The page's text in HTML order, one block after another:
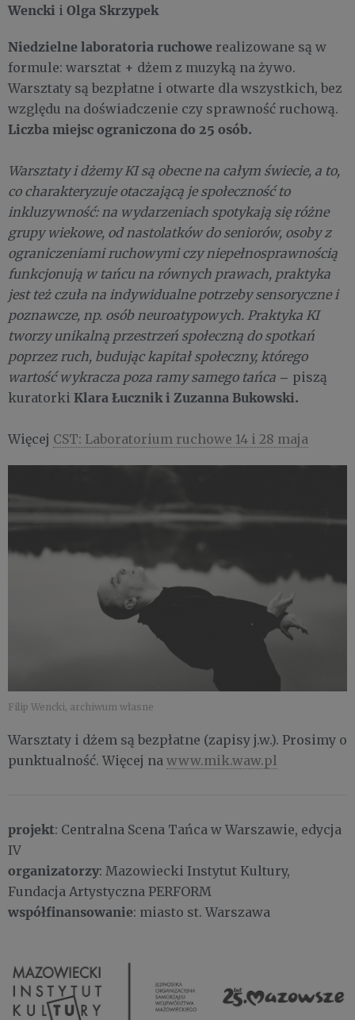
Wencki i Olga Skrzypek
Niedzielne laboratoria ruchowe realizowane są w
formule: warsztat + dżem z muzyką na żywo.
Warsztaty są bezpłatne i otwarte dla wszystkich, bez
względu na doświadczenie czy sprawność ruchową.
Liczba miejsc ograniczona do 25 osób.
Warsztaty i dżemy KI są obecne na całym świecie, a to,
co charakteryzuje otaczającą je społeczność to
inkluzywność: na wydarzeniach spotykają się różne
grupy wiekowe, od nastolatków do seniorów, osoby z
ograniczeniami ruchowymi czy niepełnosprawnością
funkcjonują w tańcu na równych prawach, praktyka
jest też czuła na indywidualne potrzeby sensoryczne i
poznawcze, np. osób neuroatypowych. Praktyka KI
tworzy unikalną przestrzeń społeczną do spotkań
poprzez ruch, budując kapitał społeczny, którego
wartość wykracza poza ramy samego tańca – piszą
kuratorki Klara Łucznik i Zuzanna Bukowski.
Więcej CST: Laboratorium ruchowe 14 i 28 maja
Filip Wencki, archiwum własne
Warsztaty i dżem są bezpłatne (zapisy j.w.). Prosimy o
punktualność. Więcej na www.mik.waw.pl
projekt: Centralna Scena Tańca w Warszawie, edycja
IV
organizatorzy: Mazowiecki Instytut Kultury,
Fundacja Artystyczna PERFORM
współfinansowanie: miasto st. Warszawa